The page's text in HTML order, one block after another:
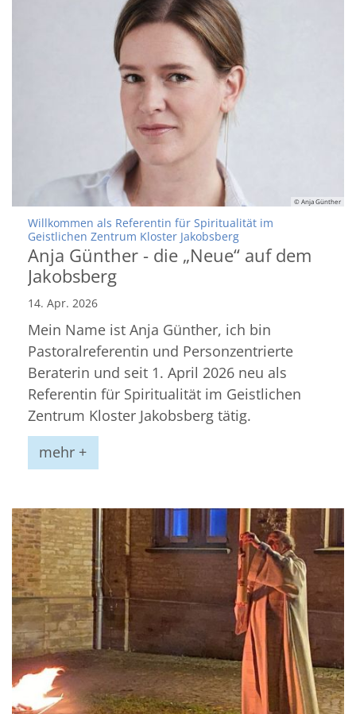
© Anja Günther
Willkommen als Referentin für Spiritualität im
Geistlichen Zentrum Kloster Jakobsberg:
Anja Günther - die „Neue“ auf dem
Jakobsberg
14. Apr. 2026
Mein Name ist Anja Günther, ich bin
Pastoralreferentin und Personzentrierte
Beraterin und seit 1. April 2026 neu als
Referentin für Spiritualität im Geistlichen
Zentrum Kloster Jakobsberg tätig.
mehr +